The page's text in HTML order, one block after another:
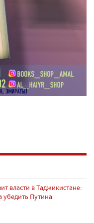
власти в Таджикистане:
убедить Путина